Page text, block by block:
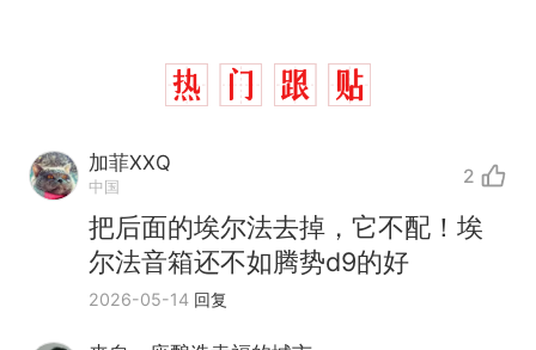
加菲XXQ
中国 2
把后面的埃尔法去掉，它不配！埃
尔法音箱还不如腾势d9的好
2026-05-14 回复